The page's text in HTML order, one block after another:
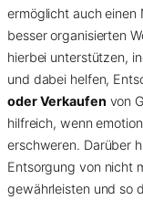
ermöglicht auch einen
besser organisierten
hierbei unterstützen,
und dabei helfen,
oder Verkaufen von
hilfreich, wenn
erschweren. Darüber
Entsorgung von nicht
gewährleisten und so